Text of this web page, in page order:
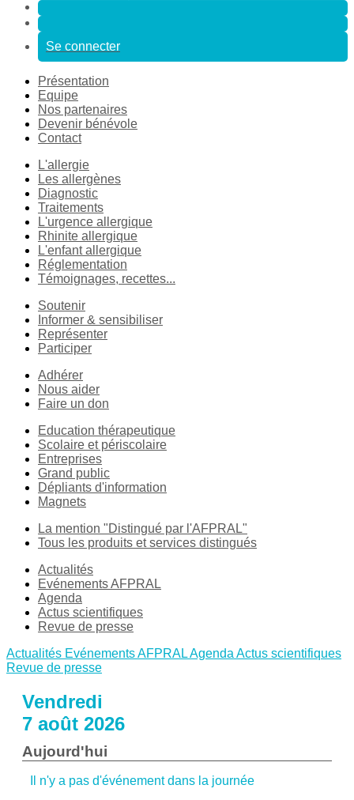
Se connecter
Présentation
Equipe
Nos partenaires
Devenir bénévole
Contact
L'allergie
Les allergènes
Diagnostic
Traitements
L'urgence allergique
Rhinite allergique
L'enfant allergique
Réglementation
Témoignages, recettes...
Soutenir
Informer & sensibiliser
Représenter
Participer
Adhérer
Nous aider
Faire un don
Education thérapeutique
Scolaire et périscolaire
Entreprises
Grand public
Dépliants d'information
Magnets
La mention "Distingué par l'AFPRAL"
Tous les produits et services distingués
Actualités
Evénements AFPRAL
Agenda
Actus scientifiques
Revue de presse
Actualités Evénements AFPRALAgenda Actus scientifiques
Revue de presse
Vendredi
7 août 2026
Aujourd'hui
Il n'y a pas d'événement dans la journée